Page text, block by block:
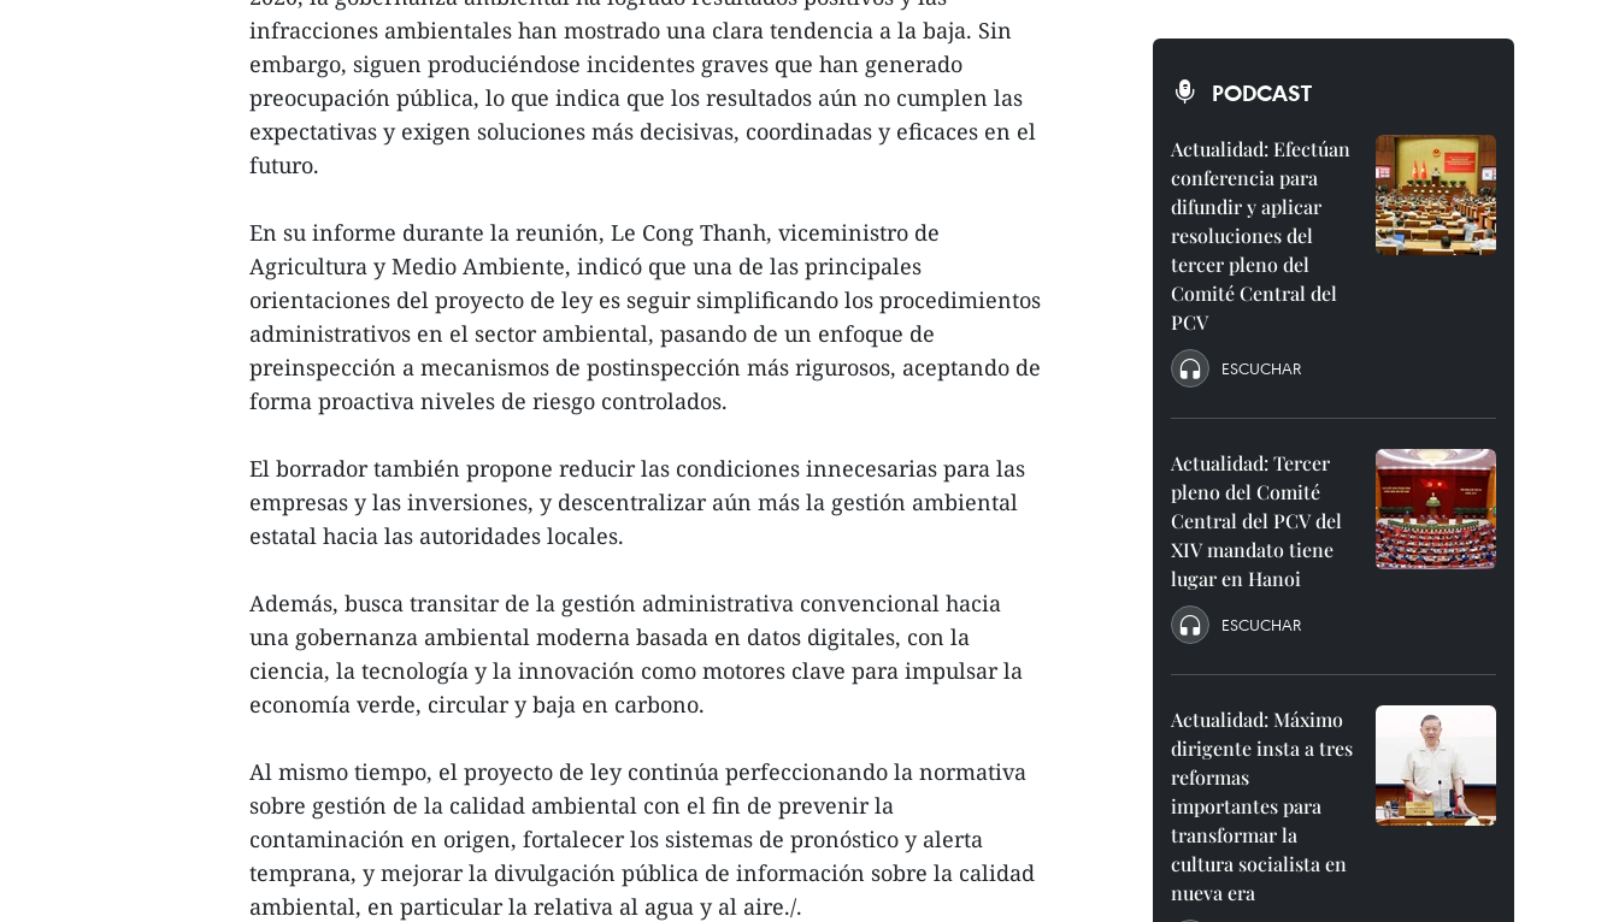
infracciones ambientales han mostrado una clara tendencia a la baja. Sin
embargo, siguen produciéndose incidentes graves que han generado
preocupación pública, lo que indica que los resultados aún no cumplen las
expectativas y exigen soluciones más decisivas, coordinadas y eficaces en el
futuro.
En su informe durante la reunión, Le Cong Thanh, viceministro de
Agricultura y Medio Ambiente, indicó que una de las principales
orientaciones del proyecto de ley es seguir simplificando los procedimientos
administrativos en el sector ambiental, pasando de un enfoque de
preinspección a mecanismos de postinspección más rigurosos, aceptando de
forma proactiva niveles de riesgo controlados.
El borrador también propone reducir las condiciones innecesarias para las
empresas y las inversiones, y descentralizar aún más la gestión ambiental
estatal hacia las autoridades locales.
Además, busca transitar de la gestión administrativa convencional hacia
una gobernanza ambiental moderna basada en datos digitales, con la
ciencia, la tecnología y la innovación como motores clave para impulsar la
economía verde, circular y baja en carbono.
Al mismo tiempo, el proyecto de ley continúa perfeccionando la normativa
sobre gestión de la calidad ambiental con el fin de prevenir la
contaminación en origen, fortalecer los sistemas de pronóstico y alerta
temprana, y mejorar la divulgación pública de información sobre la calidad
ambiental, en particular la relativa al agua y al aire./.
PODCAST
Actualidad: Efectúan
conferencia para
difundir y aplicar
resoluciones del
tercer pleno del
Comité Central del
PCV
ESCUCHAR
Actualidad: Tercer
pleno del Comité
Central del PCV del
XIV mandato tiene
lugar en Hanoi
ESCUCHAR
Actualidad: Máximo
dirigente insta a tres
reformas
importantes para
transformar la
cultura socialista en
nueva era